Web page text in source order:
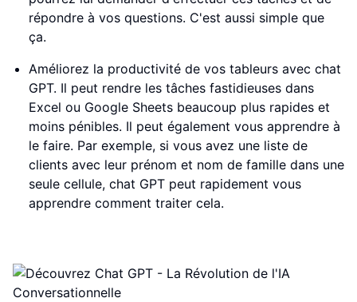
répondre à vos questions. C'est aussi simple que
ça.
Améliorez la productivité de vos tableurs avec chat
GPT. Il peut rendre les tâches fastidieuses dans
Excel ou Google Sheets beaucoup plus rapides et
moins pénibles. Il peut également vous apprendre à
le faire. Par exemple, si vous avez une liste de
clients avec leur prénom et nom de famille dans une
seule cellule, chat GPT peut rapidement vous
apprendre comment traiter cela.